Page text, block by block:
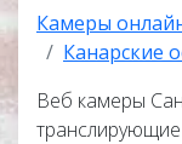
Камеры
Канарские
Веб камеры